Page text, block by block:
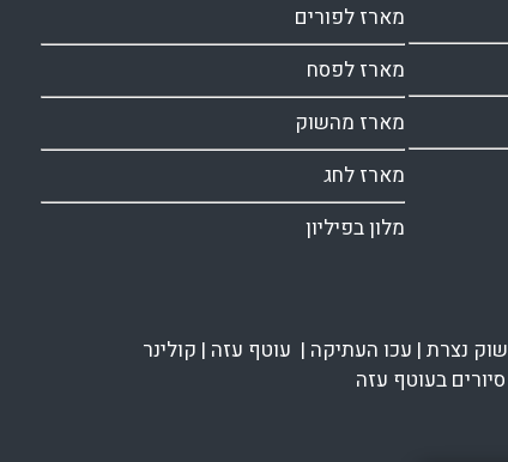
מארז לפורים
מארז לפסח
מארז מהשוק
מארז לחג
מלון בפיליון
שוק נצרת | עכו העתיקה | עוטף עזה | קולינר
סיורים בעוטף עזה